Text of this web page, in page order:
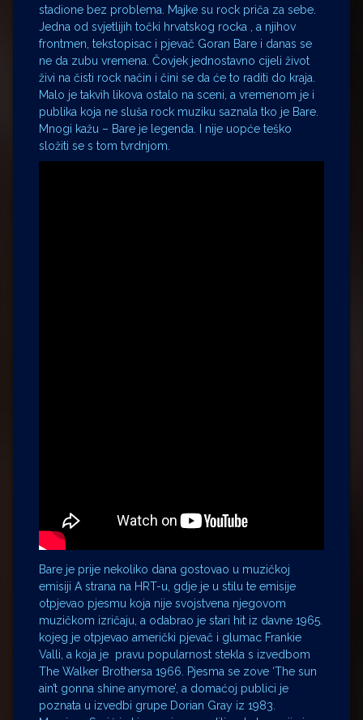
stadione bez problema. Majke su rock priča za sebe.
Jedna od svjetlijih točki hrvatskog rocka , a njihov
frontmen, tekstopisac i pjevač Goran Bare i danas se
ne da zubu vremena. Čovjek jednostavno cijeli život
živi na čisti rock način i čini se da će to raditi do kraja.
Malo je takvih likova ostalo na sceni, a vremenom je i
publika koja ne sluša rock muziku saznala tko je Bare.
Mnogi kažu – Bare je legenda. I nije uopće teško
složiti se s tom tvrdnjom.
Bare je prije nekoliko dana gostovao u muzičkoj
emisiji A strana na HRT-u, gdje je u stilu te emisije
otpjevao pjesmu koja nije svojstvena njegovom
muzičkom izričaju, a odabrao je stari hit iz davne 1965.
kojeg je otpjevao američki pjevač i glumac Frankie
Valli, a koja je pravu popularnost stekla s izvedbom
The Walker Brothersa 1966. Pjesma se zove ‘The sun
ain’t gonna shine anymore’, a domaćoj publici je
poznata u izvedbi grupe Dorian Gray iz 1983.